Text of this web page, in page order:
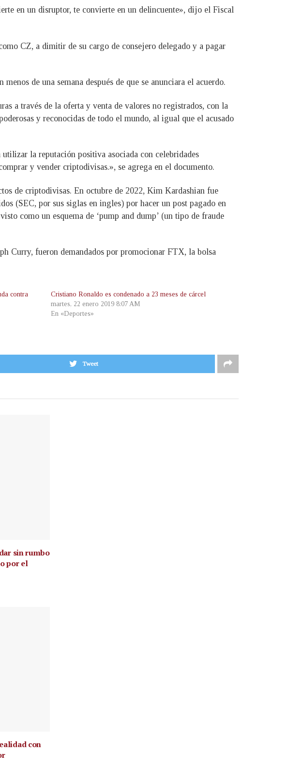
en un disruptor, te convierte en un delincuente», dijo el Fiscal
CZ, a dimitir de su cargo de consejero delegado y a pagar
de una semana después de que se anunciara el acuerdo.
a través de la oferta y venta de valores no registrados, con la
y reconocidas de todo el mundo, al igual que el acusado
la reputación positiva asociada con celebridades
y vender criptodivisas.», se agrega en el documento.
de criptodivisas. En octubre de 2022, Kim Kardashian fue
(SEC, por sus siglas en ingles) por hacer un post pagado en
como un esquema de ‘pump and dump’ (un tipo de fraude
Curry, fueron demandados por promocionar FTX, la bolsa
contra
Cristiano Ronaldo es condenado a 23 meses de cárcel
martes, 22 enero 2019 8:07 AM
En «Deportes»
Tweet
sin rumbo
por el
con